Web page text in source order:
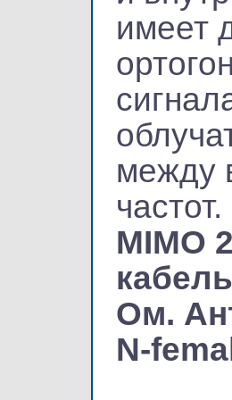
имеет
между
частот.
MIMO
Ом.
N-